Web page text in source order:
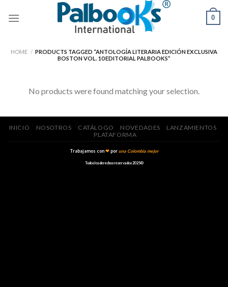
0
HOME / PRODUCTS TAGGED “ANTOLOGÍA LITERARIA EDICIÓN EXCLUSIVA
BOSTON VOL. 10 EDITORIAL PALBOOKS”
No products were found matching your selection.
INICIO NOSOTROS CATÁLOGO NOVEDADES
LANZAMIENTOS
PLATAFORMA
Trabajamos con❤poruna Colombia mejor
Todos los derechos reservados 2025©️